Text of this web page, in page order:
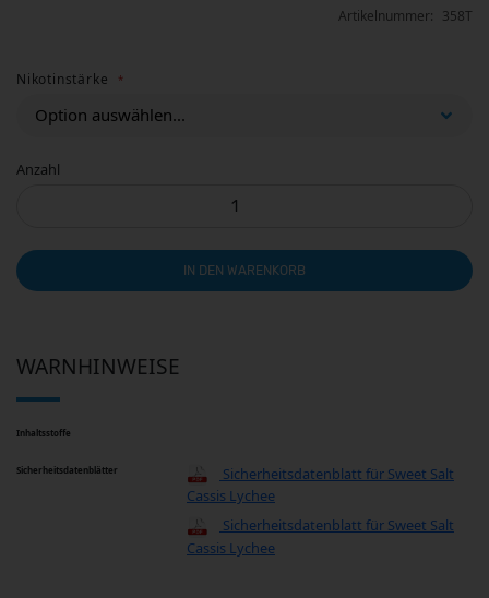
Artikelnummer 358T
Nikotinstärke
Anzahl
IN DEN WARENKORB
WARNHINWEISE
Inhaltsstoffe
Sicherheitsdatenblätter
Sicherheitsdatenblatt für Sweet Salt
Cassis Lychee
Sicherheitsdatenblatt für Sweet Salt
Cassis Lychee